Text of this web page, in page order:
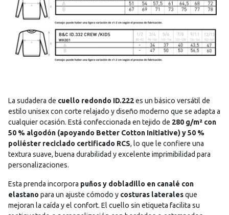
La sudadera de cuello redondo ID.222es un básico versátil de
estilo unisex con corte relajado y diseño moderno que se adapta a
cualquier ocasión. Está confeccionada en tejido de 280 g/m² con
50 % algodón (apoyando Better Cotton Initiative) y 50 %
poliéster reciclado certificado RCS, lo que le confiere una
textura suave, buena durabilidad y excelente imprimibilidad para
personalizaciones.
Esta prenda incorpora puños y dobladillo en canalé con
elastano para un ajuste cómodo y costuras lateralesque
mejoran la caída y el confort. El cuello sin etiqueta facilita su